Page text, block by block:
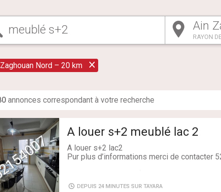
RAYON
Nord – 20 km
annonces correspondant à votre recherche
A louer s+2 meublé lac 2
A louer s+2 lac2
Pur plus d’informations merci de contacter
Superficie: 140 m²
DEPUIS 24 MINUTES SUR TAYARA